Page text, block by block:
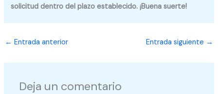
solicitud dentro del plazo establecido. ¡Buena suerte!
← Entrada anterior Entrada siguiente →
Deja un comentario